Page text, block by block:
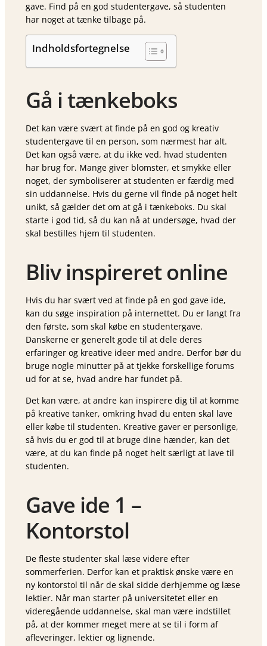
gave. Find på en god studentergave, så studenten
har noget at tænke tilbage på.
Indholdsfortegnelse
Gå i tænkeboks
Det kan være svært at finde på en god og kreativ
studentergave til en person, som nærmest har alt.
Det kan også være, at du ikke ved, hvad studenten
har brug for. Mange giver blomster, et smykke eller
noget, der symboliserer at studenten er færdig med
sin uddannelse. Hvis du gerne vil finde på noget helt
unikt, så gælder det om at gå i tænkeboks. Du skal
starte i god tid, så du kan nå at undersøge, hvad der
skal bestilles hjem til studenten.
Bliv inspireret online
Hvis du har svært ved at finde på en god gave ide,
kan du søge inspiration på internettet. Du er langt fra
den første, som skal købe en studentergave.
Danskerne er generelt gode til at dele deres
erfaringer og kreative ideer med andre. Derfor bør du
bruge nogle minutter på at tjekke forskellige forums
ud for at se, hvad andre har fundet på.
Det kan være, at andre kan inspirere dig til at komme
på kreative tanker, omkring hvad du enten skal lave
eller købe til studenten. Kreative gaver er personlige,
så hvis du er god til at bruge dine hænder, kan det
være, at du kan finde på noget helt særligt at lave til
studenten.
Gave ide 1 –
Kontorstol
De fleste studenter skal læse videre efter
sommerferien. Derfor kan et praktisk ønske være en
ny kontorstol til når de skal sidde derhjemme og læse
lektier. Når man starter på universitetet eller en
videregående uddannelse, skal man være indstillet
på, at der kommer meget mere at se til i form af
afleveringer, lektier og lignende.